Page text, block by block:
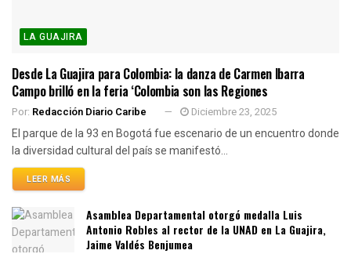
LA GUAJIRA
Desde La Guajira para Colombia: la danza de Carmen Ibarra
Campo brilló en la feria ‘Colombia son las Regiones
Por: Redacción Diario Caribe Diciembre 23, 2025
El parque de la 93 en Bogotá fue escenario de un encuentro donde
la diversidad cultural del país se manifestó...
LEER MÁS
Asamblea Departamental otorgó medalla Luis
Antonio Robles al rector de la UNAD en La Guajira,
Jaime Valdés Benjumea